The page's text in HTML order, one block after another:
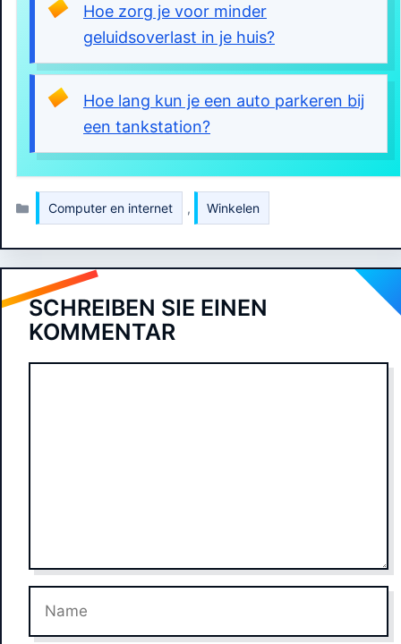
Hoe zorg je voor minder
geluidsoverlast in je huis?
Hoe lang kun je een auto parkeren bij
een tankstation?
Computer en internet , Winkelen
SCHREIBEN SIE EINEN
KOMMENTAR